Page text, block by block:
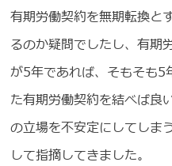
有期労働契約を無期転換と
るのか疑問でしたし、有期
が5年であれば、そもそも5
た有期労働契約を結べば良
の立場を不安定にしてしま
して指摘してきました。